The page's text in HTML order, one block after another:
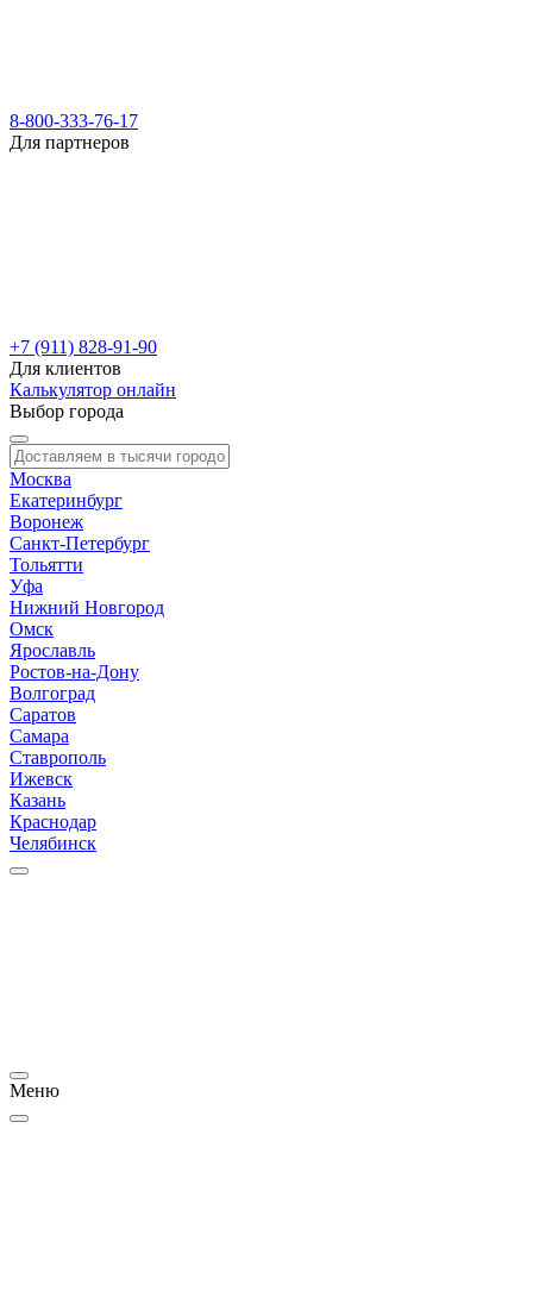
8-800-333-76-17
Для партнеров
+7 (911) 828-91-90
Для клиентов
Калькулятор онлайн
Выбор города
Москва
Екатеринбург
Воронеж
Санкт-Петербург
Тольятти
Уфа
Нижний Новгород
Омск
Ярославль
Ростов-на-Дону
Волгоград
Саратов
Самара
Ставрополь
Ижевск
Казань
Краснодар
Челябинск
Меню